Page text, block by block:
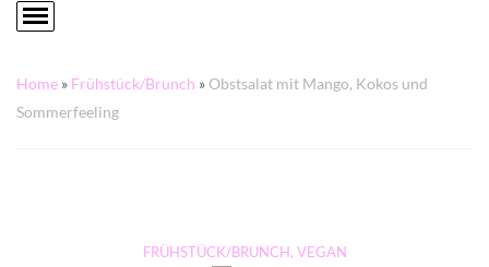
Home » Frühstück/Brunch »Obstsalat mit Mango, Kokos und
Sommerfeeling
FRÜHSTÜCK/BRUNCH, VEGAN